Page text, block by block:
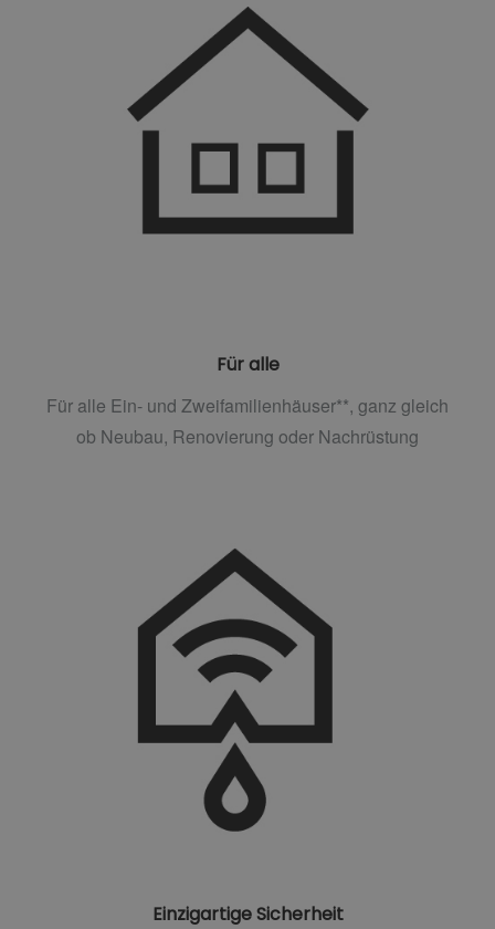
Für alle
Für alle Ein- und Zweifamilienhäuser**, ganz gleich
ob Neubau, Renovierung oder Nachrüstung
Einzigartige Sicherheit